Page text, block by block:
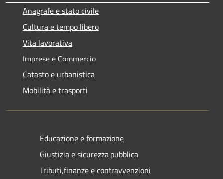
Anagrafe e stato civile
Cultura e tempo libero
Vita lavorativa
Imprese e Commercio
Catasto e urbanistica
Mobilità e trasporti
Educazione e formazione
Giustizia e sicurezza pubblica
Tributi,finanze e contravvenzioni